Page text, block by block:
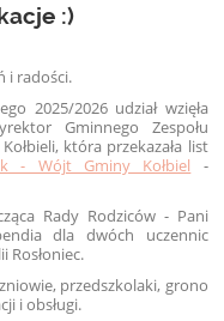
:)
i radości.
2025/2026 udział wzięła
Gminnego Zespołu
która przekazała list
- Wójt Gminy Kołbiel -
Rady Rodziców - Pani
dla dwóch uczennic
Rosłoniec.
przedszkolaki, grono
i obsługi.